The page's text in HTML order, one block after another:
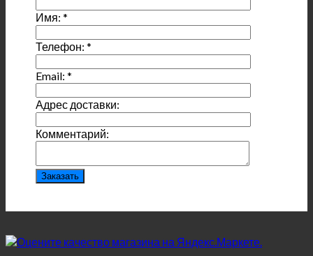
Имя:*
Телефон:*
Email:*
Адрес доставки:
Комментарий: